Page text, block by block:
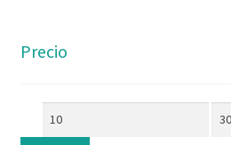
Precio